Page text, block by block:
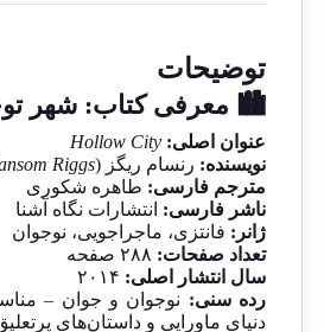
توضیحات
🏙️ معرفی کتاب: شهر
عنوان اصلی: Hollow City
نویسنده: رنسام ریگز (Riggs
مترجم فارسی: طاهره شکوری
ناشر فارسی: انتشارات نگاه آشنا
ژانر: فانتزی، ماجراجویی، نوجوان
تعداد صفحات:
سال انتشار اصلی:
رده سنی: نوجوان و جوان –
دنیای ماورایی و داستان‌های